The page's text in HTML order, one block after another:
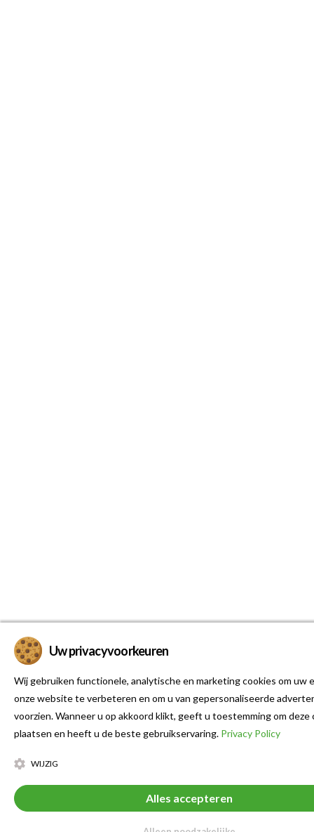
Uw privacyvoorkeuren
Wij gebruiken functionele, analytische en marketing cookies om uw
onze website te verbeteren en om u van gepersonaliseerde
voorzien. Wanneer u op akkoord klikt, geeft u toestemming om deze
plaatsen en heeft u de beste gebruikservaring. Privacy Policy
WIJZIG
Alles accepteren